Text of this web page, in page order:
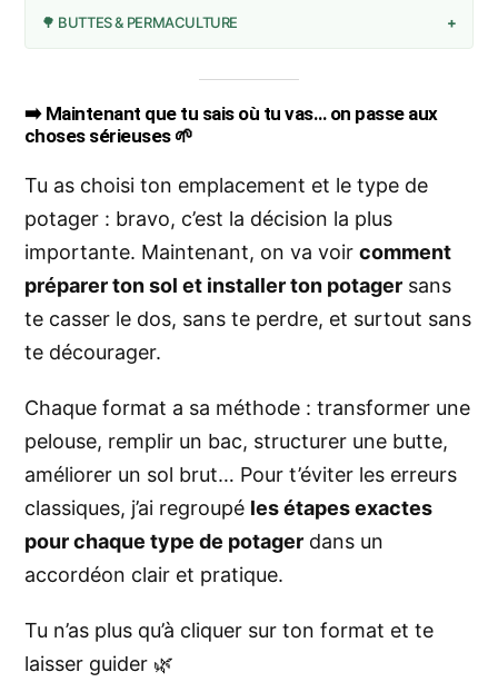
🌳 BUTTES & PERMACULTURE +
➡️ Maintenant que tu sais où tu vas… on passe aux
choses sérieuses 🌱
Tu as choisi ton emplacement et le type de
potager : bravo, c’est la décision la plus
importante. Maintenant, on va voir comment
préparer ton sol et installer ton potager sans
te casser le dos, sans te perdre, et surtout sans
te décourager.
Chaque format a sa méthode : transformer une
pelouse, remplir un bac, structurer une butte,
améliorer un sol brut… Pour t’éviter les erreurs
classiques, j’ai regroupé les étapes exactes
pour chaque type de potager dans un
accordéon clair et pratique.
Tu n’as plus qu’à cliquer sur ton format et te
laisser guider 🌿